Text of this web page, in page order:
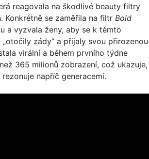
reagovala na škodlivé beauty filtry
Konkrétně se zaměřila na filtr Bold
a vyzvala ženy, aby se k těmto
„otočily zády“ a přijaly svou přirozenou
virální a během prvního týdne
365 milionů zobrazení, což ukazuje,
napříč generacemi.